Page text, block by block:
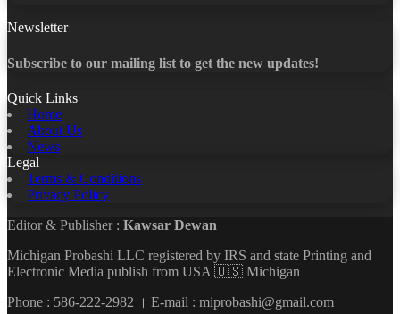
Newsletter
Subscribe to our mailing list to get the new updates!
Quick Links
Home
About Us
News
Legal
Terms & Conditions
Privacy Policy
Editor & Publisher : Kawsar Dewan
Michigan Probashi LLC registered by IRS and state Printing and
Electronic Media publish from USA 🇺🇸 Michigan
Phone : 586-222-2982 । E-mail : miprobashi@gmail.com